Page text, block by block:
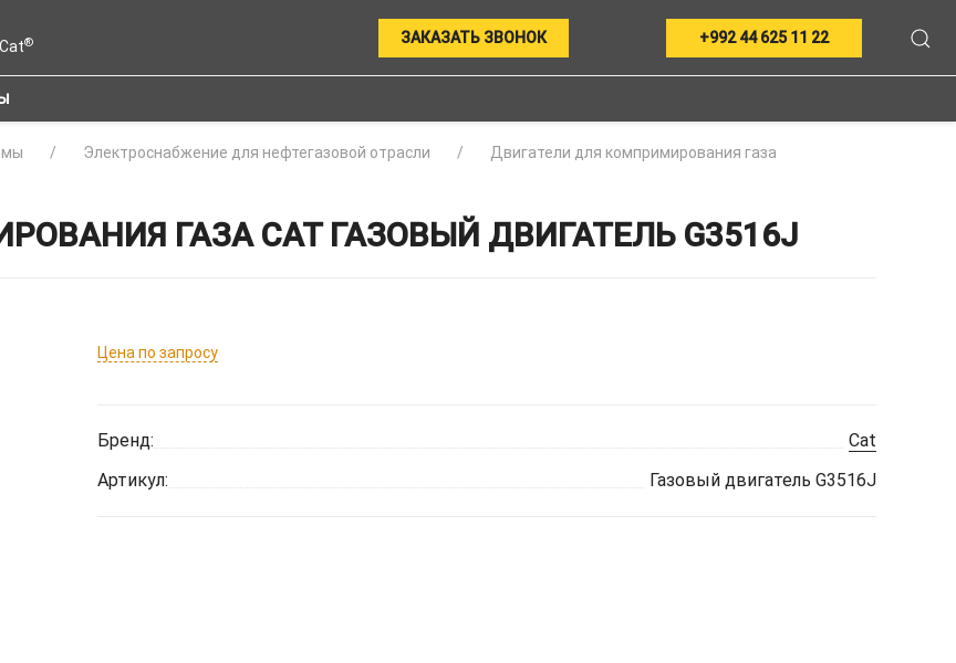
® ЗАКАЗАТЬ ЗВОНОК +992 44 625 11 22
Электроснабжение для нефтегазовой отрасли Двигатели для компримирования газа
ГАЗА CAT ГАЗОВЫЙ ДВИГАТЕЛЬ G3516J
Цена по запросу
Бренд:
Cat
Артикул:
Газовый двигатель G3516J